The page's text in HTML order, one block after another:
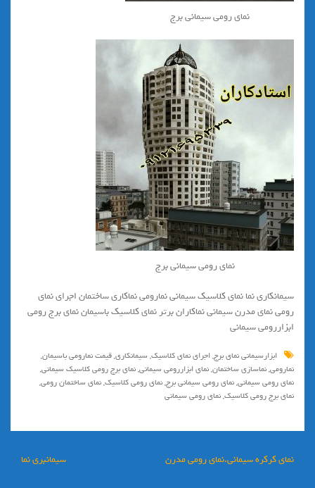
نمای رومی سیمانی برج
نمای رومی سیمانی برج
سيمانكاري نما نماي كلاسيك سيماني نمارومي نماكاري ساختمان اجراي نماي
رومي نماي مدرن سيماني نماكاران برتر نماي كلاسيك باسيمان نماي برج رومي
ابزاررومي سيماني
ابزارسيماني نماي برج,اجراي نماي كلاسيك, سيمانكاري,قيمت نمارومي باسيمان,
نمارومي,نماسازي ساختمان,نماي ابزاررومي سيماني,نماي برج رومي كلاسيك سيماني,
نماي رومي سيماني,نماي رومي سيماني برج,نماي رومي كلاسيك,نماي ساختمان رومي,
نمای برج رومی کلاسیک,نمای رومی سیمانی
راهبری سیمانبری نما نمای کرکره سیمانی.نمای رومی مدرن